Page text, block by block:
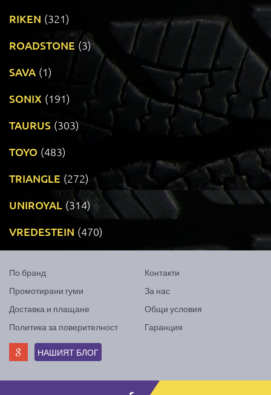
RIKEN (321)
ROADSTONE (3)
SAVA (1)
SONIX (191)
TAURUS (303)
TOYO (483)
TRIANGLE (272)
UNIROYAL (314)
VREDESTEIN (470)
По бранд
Промотирани гуми
Доставка и плащане
Политика за поверителност
Контакти
За нас
Общи условия
Гаранция
НАШИЯТ БЛОГ